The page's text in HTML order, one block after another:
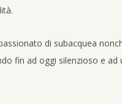
di subacquea
fin ad oggi silenzioso e